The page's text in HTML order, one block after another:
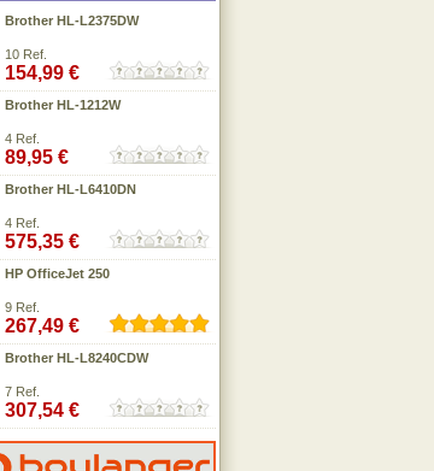
Brother HL-L2375DW
10 Ref.
154,99 €
Brother HL-1212W
4 Ref.
89,95 €
Brother HL-L6410DN
4 Ref.
575,35 €
HP OfficeJet 250
9 Ref.
267,49 €
Brother HL-L8240CDW
7 Ref.
307,54 €